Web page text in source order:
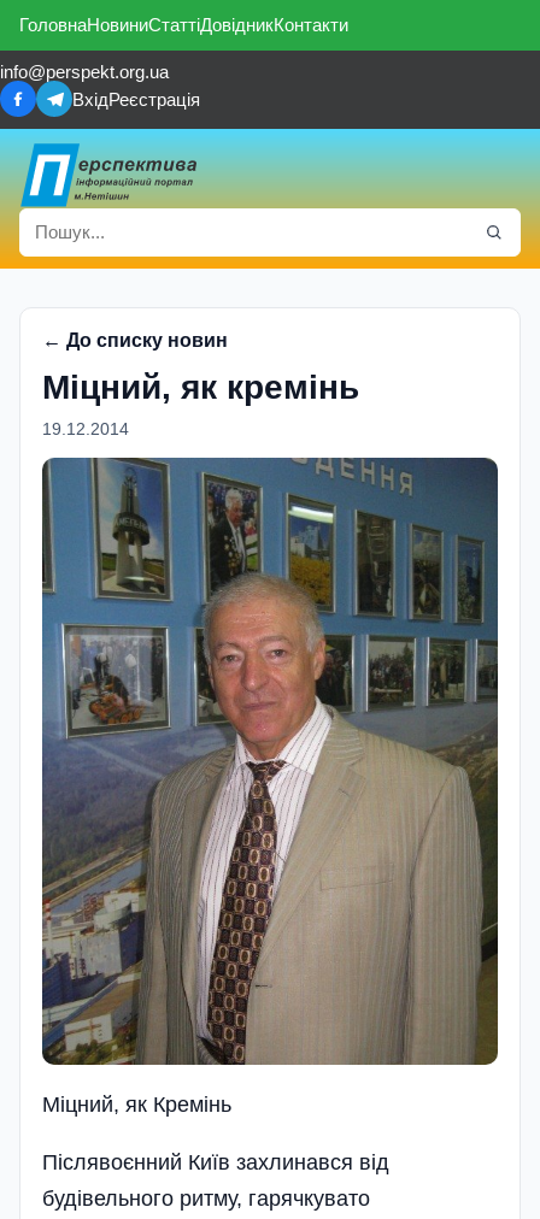
ГоловнаНовиниСтаттіДовідникКонтакти
info@perspekt.org.ua
ВхідРеєстрація
← До списку новин
Мiцний, як кремiнь
19.12.2014
Мiцний, як Кремiнь
Післявоєнний Київ захлинався від
будівельного ритму, гарячкувато